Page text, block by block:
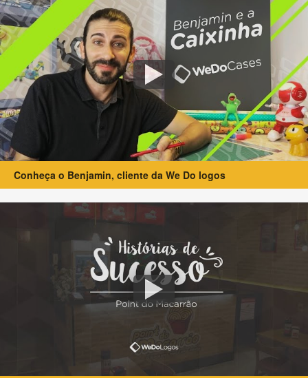
Conheça o Benjamin, cliente da We Do logos